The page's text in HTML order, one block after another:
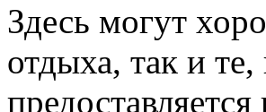
Здесь могут
отдыха, так и